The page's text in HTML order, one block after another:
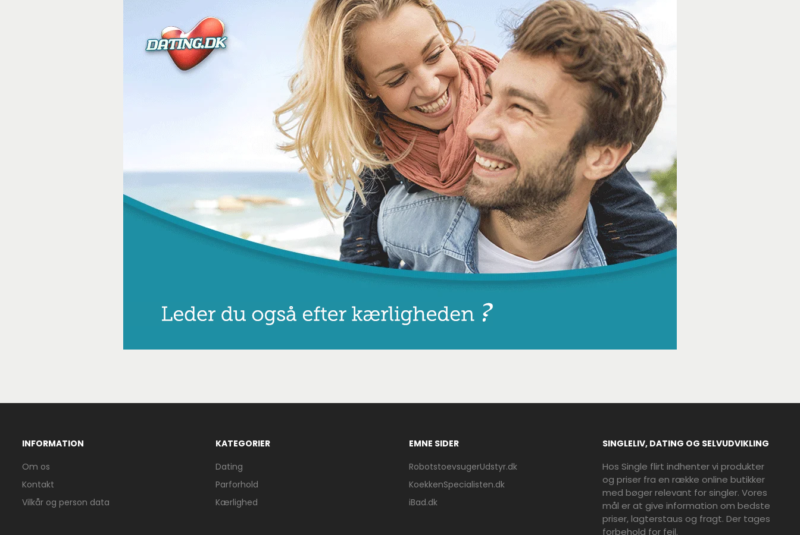
INFORMATION
Om os
Kontakt
Vilkår og person data
KATEGORIER
Dating
Parforhold
Kærlighed
EMNE SIDER
RobotstoevsugerUdstyr.dk
KoekkenSpecialisten.dk
iBad.dk
SINGLELIV, DATING OG SELVUDVIKLING
Hos Single flirt indhenter vi produkter
og priser fra en række online butikker
med bøger relevant for singler. Vores
mål er at give information om bedste
priser, lagterstaus og fragt. Der tages
forbehold for fejl.